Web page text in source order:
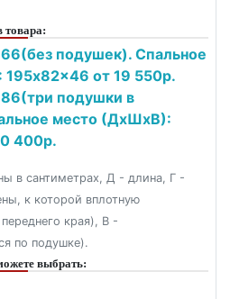
товара:
подушек). Спальное
от 19 550р.
подушки в
место (ДxШxВ):
400р.
в сантиметрах, Д - длина, Г -
к которой вплотную
края), В -
по подушке).
выбрать: